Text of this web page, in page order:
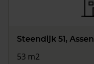
Steendijk 51, Assen
53 m2